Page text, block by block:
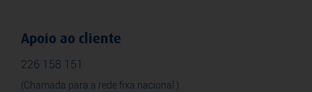
Apoio ao cliente
226 158 151
(Chamada para a rede fixa nacional )